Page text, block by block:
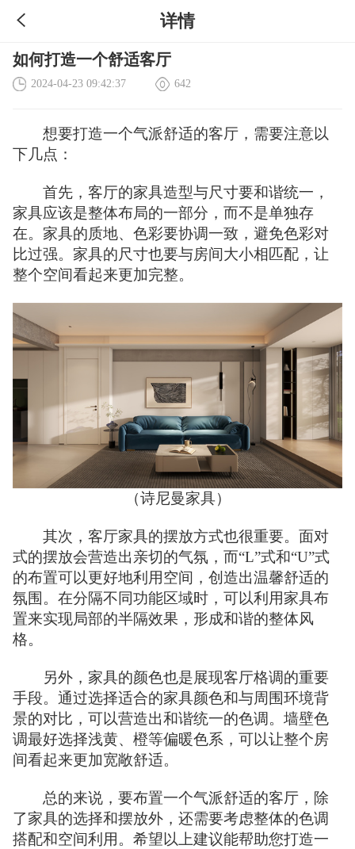
详情
如何打造一个舒适客厅
2024-04-23 09:42:37 642
想要打造一个气派舒适的客厅，需要注意以
下几点：
首先，客厅的家具造型与尺寸要和谐统一，
家具应该是整体布局的一部分，而不是单独存
在。家具的质地、色彩要协调一致，避免色彩对
比过强。家具的尺寸也要与房间大小相匹配，让
整个空间看起来更加完整。
（诗尼曼家具）
其次，客厅家具的摆放方式也很重要。面对
式的摆放会营造出亲切的气氛，而“L”式和“U”式
的布置可以更好地利用空间，创造出温馨舒适的
氛围。在分隔不同功能区域时，可以利用家具布
置来实现局部的半隔效果，形成和谐的整体风
格。
另外，家具的颜色也是展现客厅格调的重要
手段。通过选择适合的家具颜色和与周围环境背
景的对比，可以营造出和谐统一的色调。墙壁色
调最好选择浅黄、橙等偏暖色系，可以让整个房
间看起来更加宽敞舒适。
总的来说，要布置一个气派舒适的客厅，除
了家具的选择和摆放外，还需要考虑整体的色调
搭配和空间利用。希望以上建议能帮助您打造一